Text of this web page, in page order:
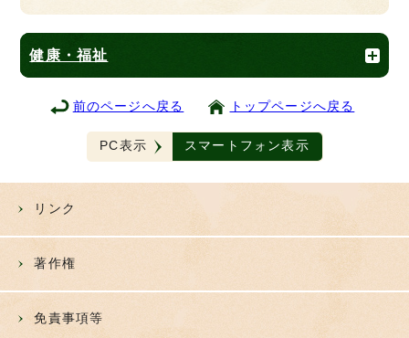
健康・福祉
前のページへ戻る トップページへ戻る
PC表示 スマートフォン表示
リンク
著作権
免責事項等